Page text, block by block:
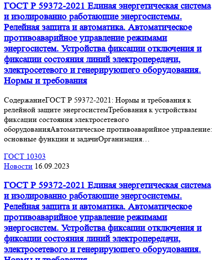
ГОСТ Р 59372-2021 Единая энергетическая система
и изолированно работающие энергосистемы.
Релейная защита и автоматика. Автоматическое
противоаварийное управление режимами
энергосистем. Устройства фиксации отключения и
фиксации состояния линий электропередачи,
электросетевого и генерирующего оборудования.
Нормы и требования
СодержаниеГОСТ Р 59372-2021: Нормы и требования к
релейной защите энергосистемТребования к устройствам
фиксации состояния электросетевого
оборудованияАвтоматическое противоаварийное управление:
основные функции и задачиОрганизация…
ГОСТ 10303
Новости 16.09.2023
ГОСТ Р 59372-2021 Единая энергетическая система
и изолированно работающие энергосистемы.
Релейная защита и автоматика. Автоматическое
противоаварийное управление режимами
энергосистем. Устройства фиксации отключения и
фиксации состояния линий электропередачи,
электросетевого и генерирующего оборудования.